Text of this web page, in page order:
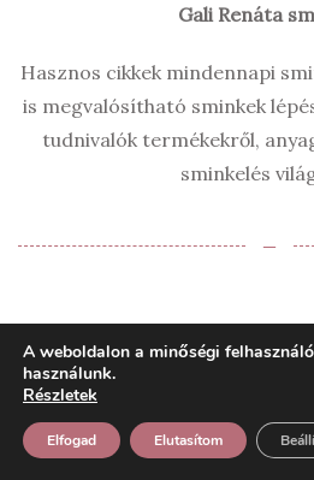
Gali Renáta
Hasznos cikkek mindennapi
is megvalósítható sminkek
tudnivalók termékekről,
sminkelés
‒
7 aranyszabály a
A weboldalon a minőségi
használunk.
Részletek
Elfogad Elutasítom